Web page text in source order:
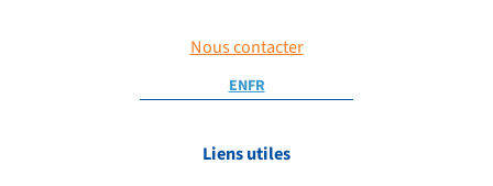
Nous contacter
ENFR
Liens utiles